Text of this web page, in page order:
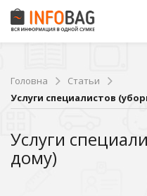
Головна
Статьи
Услуги специалистов
Услуги
дому)